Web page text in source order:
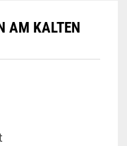
AM KALTEN